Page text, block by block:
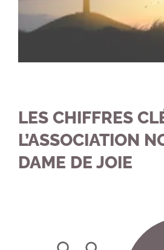
LES CHIFFRES
L’ASSOCIATION
DAME DE JOIE